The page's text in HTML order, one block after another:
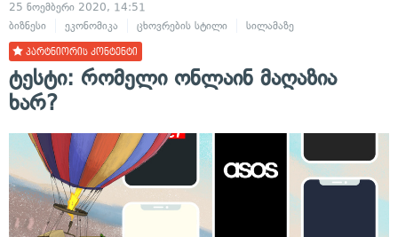
25 ნოემბერი 2020, 14:51
ბიზნესი
ეკონომიკა ცხოვრების სტილი სილამაზე
პარტნიორის კონტენტი
ტესტი: რომელი ონლაინ მაღაზია
ხარ?